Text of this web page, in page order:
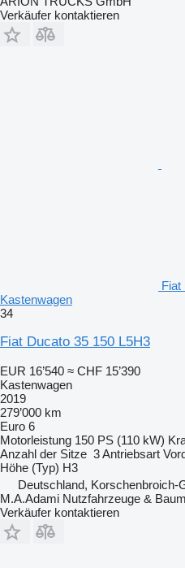
Verkäufer kontaktieren
Fiat
Kastenwagen
34
Fiat Ducato 35 150 L5H3
EUR 16’540 ≈ CHF 15’390
Kastenwagen
2019
279’000 km
Euro 6
Motorleistung 150 PS (110 kW)
Anzahl der Sitze 3Antriebsart
Höhe (Typ) H3
Deutschland, Korschenbroich-
M.A.Adami Nutzfahrzeuge &
Verkäufer kontaktieren